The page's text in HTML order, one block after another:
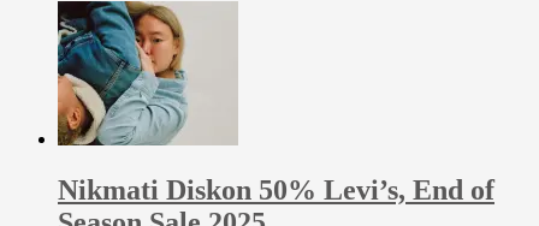
Nikmati Diskon 50% Levi’s, End of